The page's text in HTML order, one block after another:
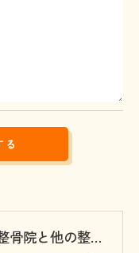
アトラク戸畑整骨院と他の整骨院、病院との違い